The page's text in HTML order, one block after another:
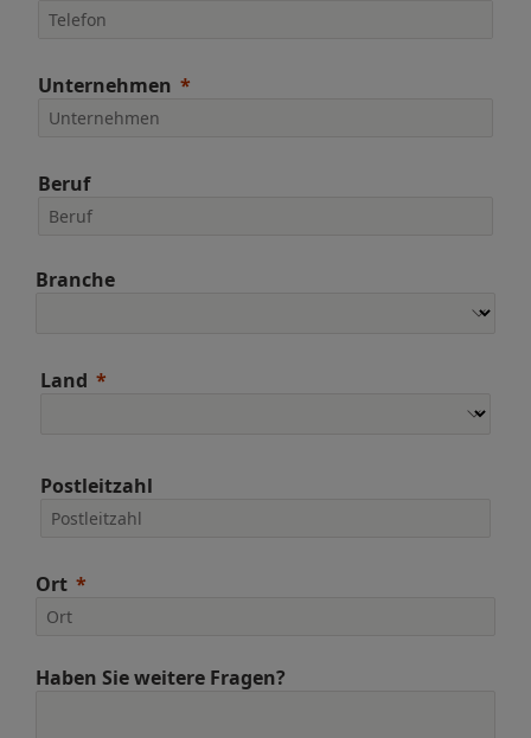
Unternehmen
Beruf
Branche
Land
Postleitzahl
Ort
Haben Sie weitere Fragen?